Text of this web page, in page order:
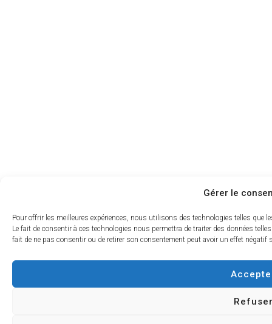
Gérer le
Pour offrir les meilleures expériences, nous utilisons des technologies telles que
Le fait de consentir à ces technologies nous permettra de traiter des données
fait de ne pas consentir ou de retirer son consentement peut avoir un effet